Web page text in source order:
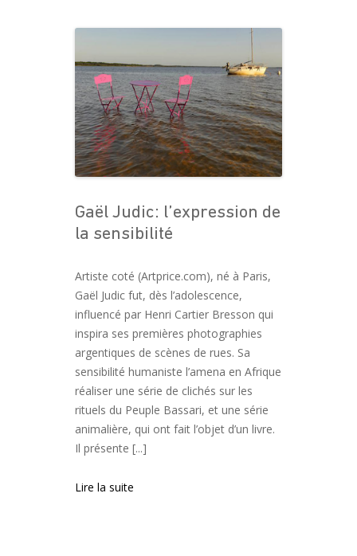
Gaël Judic: l’expression de
la sensibilité
Artiste coté (Artprice.com), né à Paris,
Gaël Judic fut, dès l’adolescence,
influencé par Henri Cartier Bresson qui
inspira ses premières photographies
argentiques de scènes de rues. Sa
sensibilité humaniste l’amena en Afrique
réaliser une série de clichés sur les
rituels du Peuple Bassari, et une série
animalière, qui ont fait l’objet d’un livre.
Il présente [...]
Lire la suite